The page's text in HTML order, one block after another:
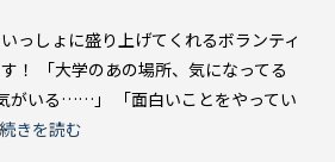
っしょに盛り上げてくれるボランティ
！ 「大学のあの場所、気になってる
がいる……」 「面白いことをやってい
続きを読む